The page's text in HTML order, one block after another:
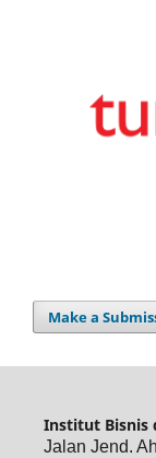
Make a
Institut Bisnis
Jalan Jend.